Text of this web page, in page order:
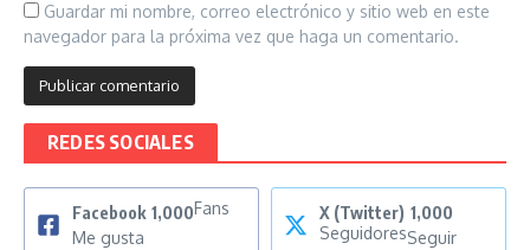
Guardar mi nombre, correo electrónico y sitio web en este
navegador para la próxima vez que haga un comentario.
REDES SOCIALES
Facebook 1,000Fans
Me gusta
X (Twitter) 1,000
SeguidoresSeguir